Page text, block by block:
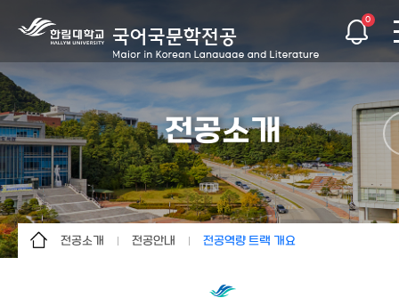
0
전공소개
전공소개 전공안내 전공역량 트랙 개요